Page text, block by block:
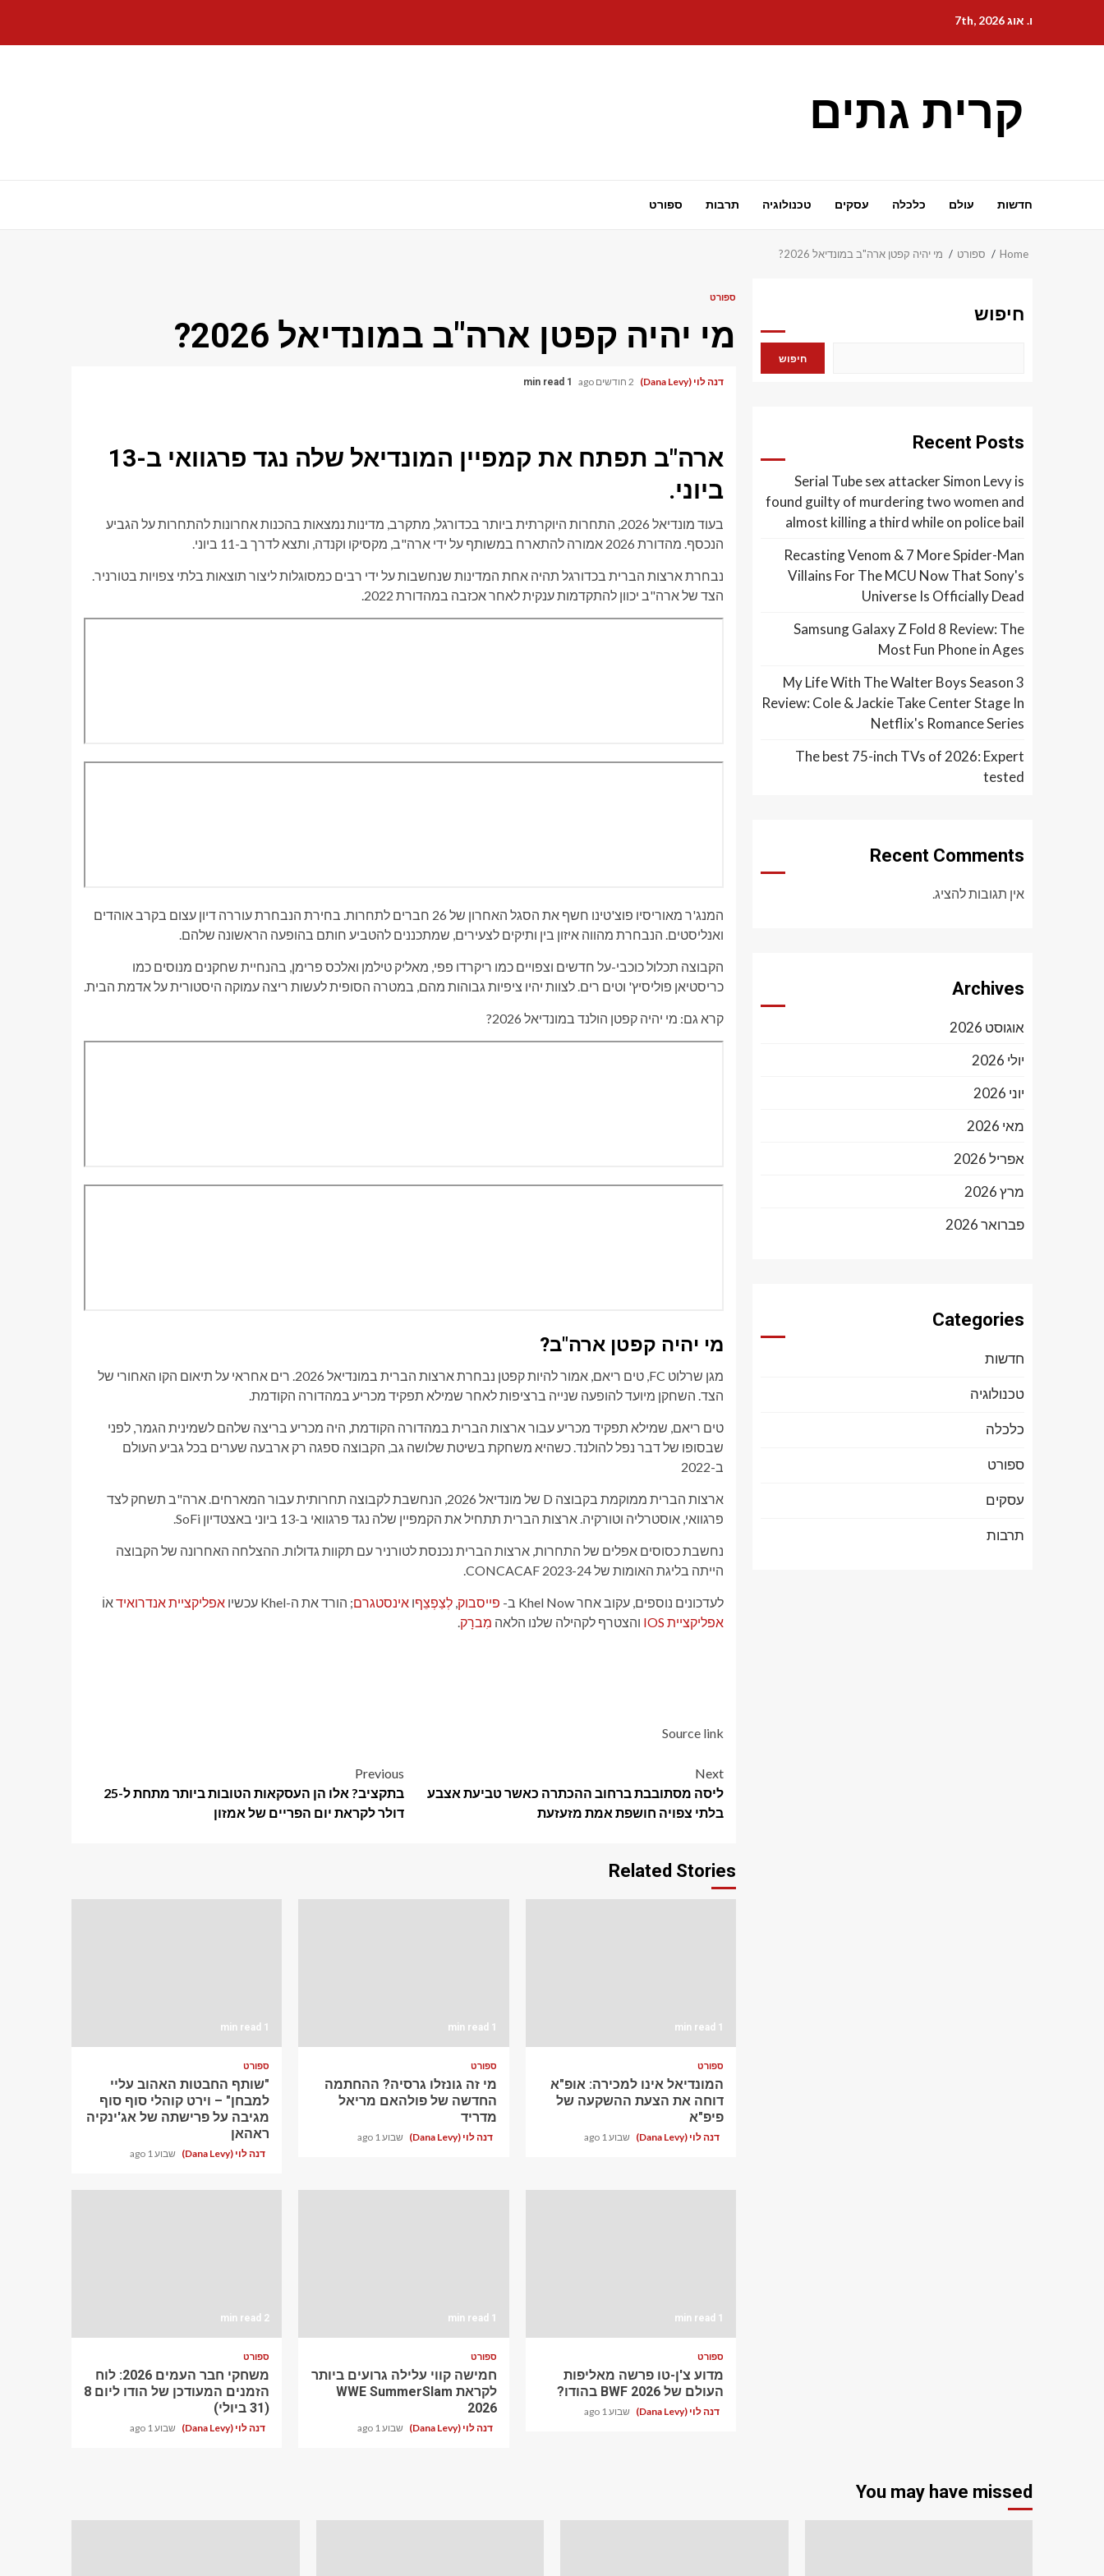
content
ו. אוג 7th, 2026
קרית גתים
חדשות עולם כלכלה עסקים טכנולוגיה תרבות ספורט
Home ספורט מי יהיה קפטן ארה"ב במונדיאל 2026?
ספורט
מי יהיה קפטן ארה"ב במונדיאל 2026?
דנה לוי (Dana Levy) 2 חודשים ago 1 min read
ארה"ב תפתח את קמפיין המונדיאל שלה נגד פרגוואי ב-13
ביוני.
בעוד מונדיאל 2026, התחרות היוקרתית ביותר בכדורגל, מתקרב, מדינות נמצאות בהכנות אחרונות להתחרות על הגביע
הנכסף. מהדורת 2026 אמורה להתארח במשותף על ידי ארה"ב, מקסיקו וקנדה, ותצא לדרך ב-11 ביוני.
נבחרת ארצות הברית בכדורגל תהיה אחת המדינות שנחשבות על ידי רבים כמסוגלות ליצור תוצאות בלתי צפויות בטורניר.
הצד של ארה"ב יכוון להתקדמות ענקית לאחר אכזבה במהדורת 2022.
המנג'ר מאוריסיו פוצ'טינו חשף את הסגל האחרון של 26 חברים לתחרות. בחירת הנבחרת עוררה דיון עצום בקרב אוהדים
ואנליסטים. הנבחרת מהווה איזון בין ותיקים לצעירים, שמתכננים להטביע חותם בהופעה הראשונה שלהם.
הקבוצה תכלול כוכבי-על חדשים וצפויים כמו ריקרדו פפי, מאליק טילמן ואלכס פרימן, בהנחיית שחקנים מנוסים כמו
כריסטיאן פוליסיץ' וטים רים. לצוות יהיו ציפיות גבוהות מהם, במטרה הסופית לעשות ריצה עמוקה היסטורית על אדמת הבית.
קרא גם: מי יהיה קפטן הולנד במונדיאל 2026?
מי יהיה קפטן ארה"ב?
מגן שרלוט FC, טים ריאם, אמור להיות קפטן נבחרת ארצות הברית במונדיאל 2026. רים אחראי על תיאום הקו האחורי של
הצד. השחקן מיועד להופעה שנייה ברציפות לאחר שמילא תפקיד מכריע במהדורה הקודמת.
טים ריאם, שמילא תפקיד מכריע עבור ארצות הברית במהדורה הקודמת, היה מכריע בריצה שלהם לשמינית הגמר, לפני
שבסופו של דבר נפל להולנד. כשהיא משחקת בשיטת שלושה גב, הקבוצה ספגה רק ארבעה שערים בכל גביע העולם
ב-2022
ארצות הברית ממוקמת בקבוצה D של מונדיאל 2026, הנחשבת לקבוצה תחרותית עבור המארחים. ארה"ב תשחק לצד
פרגוואי, אוסטרליה וטורקיה. ארצות הברית תתחיל את הקמפיין שלה נגד פרגוואי ב-13 ביוני באצטדיון SoFi.
נחשבת כסוסים אפלים של התחרות, ארצות הברית נכנסת לטורניר עם תקוות גדולות. ההצלחה האחרונה של הקבוצה
הייתה בליגת האומות של CONCACAF 2023-24.
לעדכונים נוספים, עקוב אחר Khel Now ב- פייסבוק, לְצַפְצֵףו אינסטגרם; הורד את ה-Khel עכשיו אפליקציית אנדרואידאוֹ
אפליקציית IOS
והצטרף לקהילה שלנו הלאה מִברָק.
Source link
Post
navigation
Previous
בתקציב? אלו הן העסקאות הטובות ביותר מתחת ל-25
דולר לקראת יום הפריים של אמזון
Next
ליסה מסתובבת ברחוב ההכתרה כאשר טביעת אצבע
בלתי צפויה חושפת אמת מזעזעת
Related Stories
1 min read
ספורט
המונדיאל אינו למכירה: אופ"א
דוחה את הצעת ההשקעה של
פיפ"א
דנה לוי (Dana Levy) שבוע 1 ago
1 min read
ספורט
מי זה גונזלו גרסיה? ההחתמה
החדשה של פולהאם מריאל
מדריד
דנה לוי (Dana Levy) שבוע 1 ago
1 min read
ספורט
"שותף החבטות האהוב עליי
למבחן" – וירט קוהלי סוף סוף
מגיבה על פרישתה של אג'ינקיה
ראהאן
דנה לוי (Dana Levy) שבוע 1 ago
1 min read
ספורט
מדוע צ'ן-טו פרשה מאליפות
העולם של BWF 2026 בהודו?
דנה לוי (Dana Levy) שבוע 1 ago
1 min read
ספורט
חמישה קווי עלילה גרועים ביותר
לקראת WWE SummerSlam
2026
דנה לוי (Dana Levy) שבוע 1 ago
2 min read
ספורט
משחקי חבר העמים 2026: לוח
הזמנים המעודכן של הודו ליום 8
(31 ביולי)
דנה לוי (Dana Levy) שבוע 1 ago
חיפוש
חיפוש
Recent Posts
Serial Tube sex attacker Simon Levy is
found guilty of murdering two women and
almost killing a third while on police bail
Recasting Venom & 7 More Spider-Man
Villains For The MCU Now That Sony's
Universe Is Officially Dead
Samsung Galaxy Z Fold 8 Review: The
Most Fun Phone in Ages
My Life With The Walter Boys Season 3
Review: Cole & Jackie Take Center Stage In
Netflix's Romance Series
The best 75-inch TVs of 2026: Expert
tested
Recent Comments
אין תגובות להציג.
Archives
אוגוסט 2026
יולי 2026
יוני 2026
מאי 2026
אפריל 2026
מרץ 2026
פברואר 2026
Categories
חדשות
טכנולוגיה
כלכלה
ספורט
עסקים
תרבות
You may have missed